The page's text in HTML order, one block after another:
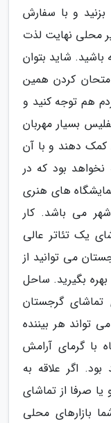
و با سفارش
محلی نهایت لذت
باشید. شاید بتوان
کردن همین
هم توجه کنید و
بسیار مهربان
کمک دهند و با آن
بود که در
های هنری
می باشد. کار
یک تئاتر عالی
می توانید از
بگیرید. ساحل
گرجستان
تواند هر بیننده
با گرمای آرامش
اگر علاقه به
صرفا از تماشای
بازارهای محلی